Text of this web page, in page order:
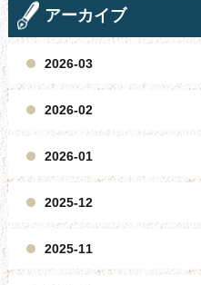
アーカイブ
2026-03
2026-02
2026-01
2025-12
2025-11